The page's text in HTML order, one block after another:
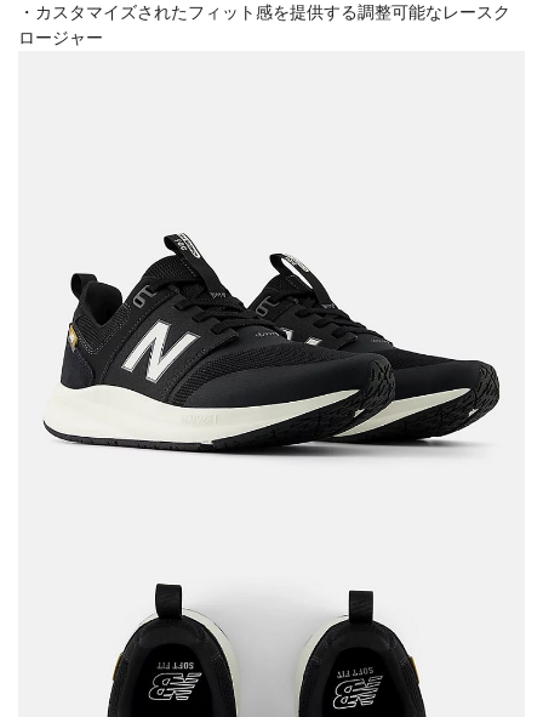
・カスタマイズされたフィット感を提供する調整可能なレースク
ロージャー